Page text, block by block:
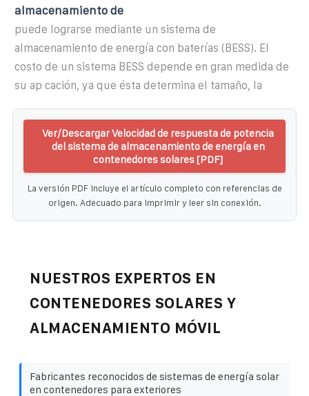
almacenamiento de
puede lograrse mediante un sistema de
almacenamiento de energía con baterías (BESS). El
costo de un sistema BESS depende en gran medida de
su ap cación, ya que ésta determina el tamaño, la
Ver/Descargar Velocidad de respuesta de potencia
del sistema de almacenamiento de energía en
contenedores solares [PDF]
La versión PDF incluye el artículo completo con referencias de
origen. Adecuado para imprimir y leer sin conexión.
NUESTROS EXPERTOS EN
CONTENEDORES SOLARES Y
ALMACENAMIENTO MÓVIL
Fabricantes reconocidos de sistemas de energía solar
en contenedores para exteriores